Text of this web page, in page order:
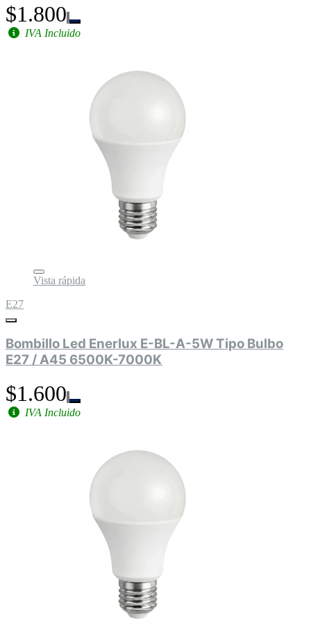
$1.800
IVA Incluido
Vista rápida
E27
Bombillo Led Enerlux E-BL-A-5W Tipo Bulbo
E27 / A45 6500K-7000K
$1.600
IVA Incluido